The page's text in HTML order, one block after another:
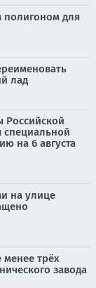
полигоном для
лад
Российской
на 6 августа
на улице
менее трёх
завода